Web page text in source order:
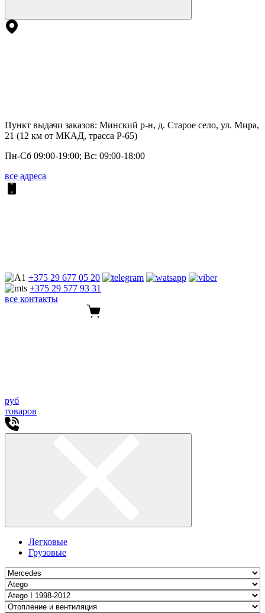
Пункт выдачи заказов: Минский р-н, д. Старое село, ул. Мира,
21 (12 км от МКАД, трасса P-65)
Пн-Сб 09:00-19:00; Вс: 09:00-18:00
все адреса
+375 29 677 05 20
+375 29 577 93 31
все контакты
руб
товаров
Легковые
Грузовые